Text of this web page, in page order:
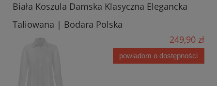
Biała Koszula Damska Klasyczna Elegancka
Taliowana | Bodara Polska
249,90 zł
powiadom o dostępności